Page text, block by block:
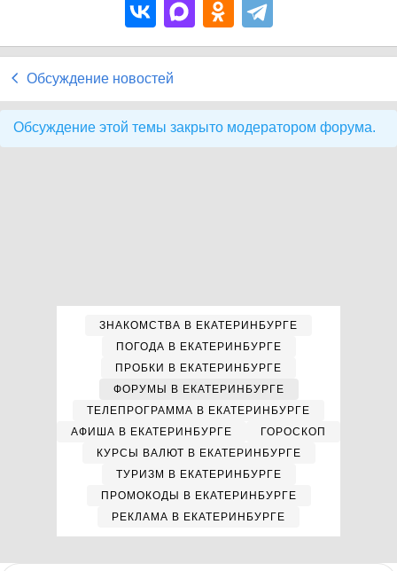
Обсуждение новостей
Обсуждение этой темы закрыто модератором форума.
ЗНАКОМСТВА В ЕКАТЕРИНБУРГЕ
ПОГОДА В ЕКАТЕРИНБУРГЕ
ПРОБКИ В ЕКАТЕРИНБУРГЕ
ФОРУМЫ В ЕКАТЕРИНБУРГЕ
ТЕЛЕПРОГРАММА В ЕКАТЕРИНБУРГЕ
АФИША В ЕКАТЕРИНБУРГЕ
ГОРОСКОП
КУРСЫ ВАЛЮТ В ЕКАТЕРИНБУРГЕ
ТУРИЗМ В ЕКАТЕРИНБУРГЕ
ПРОМОКОДЫ В ЕКАТЕРИНБУРГЕ
РЕКЛАМА В ЕКАТЕРИНБУРГЕ